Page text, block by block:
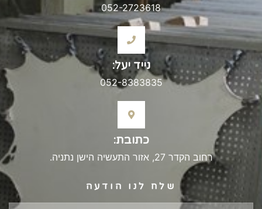
052-2723618
נייד יעל:
052-8383835
כתובת:
רחוב הקדר 27, אזור התעשיה הישן נתניה.
שלח לנו הודעה